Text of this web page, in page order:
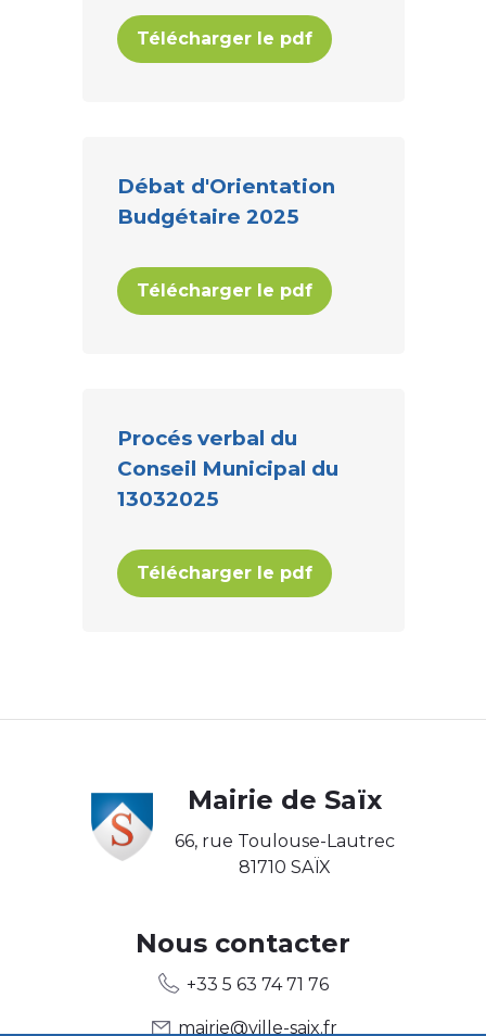
Télécharger le pdf
Débat d'Orientation
Budgétaire 2025
Télécharger le pdf
Procés verbal du
Conseil Municipal du
13032025
Télécharger le pdf
Mairie de Saïx
66, rue Toulouse-Lautrec
81710 SAÏX
Nous contacter
+33 5 63 74 71 76
mairie@ville-saix.fr